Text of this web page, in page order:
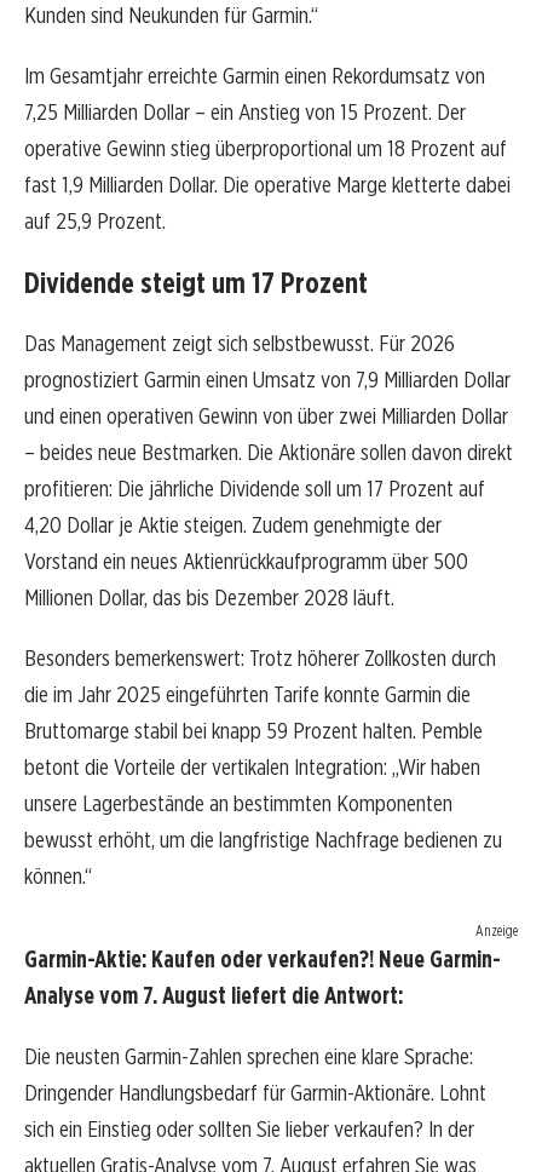
Kunden sind Neukunden für Garmin.“
Im Gesamtjahr erreichte Garmin einen Rekordumsatz von
7,25 Milliarden Dollar – ein Anstieg von 15 Prozent. Der
operative Gewinn stieg überproportional um 18 Prozent auf
fast 1,9 Milliarden Dollar. Die operative Marge kletterte dabei
auf 25,9 Prozent.
Dividende steigt um 17 Prozent
Das Management zeigt sich selbstbewusst. Für 2026
prognostiziert Garmin einen Umsatz von 7,9 Milliarden Dollar
und einen operativen Gewinn von über zwei Milliarden Dollar
– beides neue Bestmarken. Die Aktionäre sollen davon direkt
profitieren: Die jährliche Dividende soll um 17 Prozent auf
4,20 Dollar je Aktie steigen. Zudem genehmigte der
Vorstand ein neues Aktienrückkaufprogramm über 500
Millionen Dollar, das bis Dezember 2028 läuft.
Besonders bemerkenswert: Trotz höherer Zollkosten durch
die im Jahr 2025 eingeführten Tarife konnte Garmin die
Bruttomarge stabil bei knapp 59 Prozent halten. Pemble
betont die Vorteile der vertikalen Integration: „Wir haben
unsere Lagerbestände an bestimmten Komponenten
bewusst erhöht, um die langfristige Nachfrage bedienen zu
können.“
Anzeige
Garmin-Aktie: Kaufen oder verkaufen?! Neue Garmin-
Analyse vom 7. August liefert die Antwort:
Die neusten Garmin-Zahlen sprechen eine klare Sprache:
Dringender Handlungsbedarf für Garmin-Aktionäre. Lohnt
sich ein Einstieg oder sollten Sie lieber verkaufen? In der
aktuellen Gratis-Analyse vom 7. August erfahren Sie was